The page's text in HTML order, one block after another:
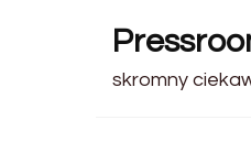
skromny